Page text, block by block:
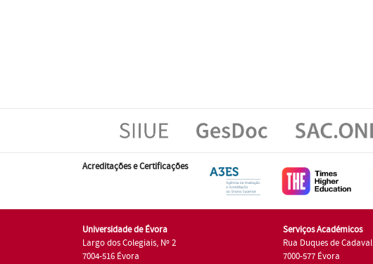
Acreditações e Certificações
Universidade de Évora
Largo dos Colegiais, Nº 2
7004-516 Évora
Serviços Académicos
Rua Duques de Cadaval
7000-577 Évora